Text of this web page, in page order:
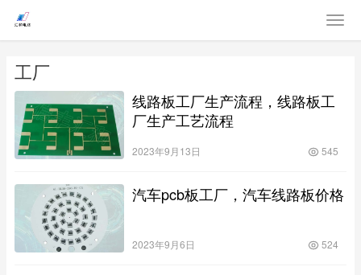
工厂
线路板工厂生产流程，线路板工
厂生产工艺流程
2023年9月13日 545
汽车pcb板工厂，汽车线路板价格
2023年9月6日 524